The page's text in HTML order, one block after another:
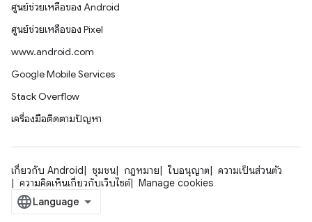
ศูนย์ช่วยเหลือของ Android
ศูนย์ช่วยเหลือของ Pixel
www.android.com
Google Mobile Services
Stack Overflow
เครื่องมือติดตามปัญหา
เกี่ยวกับ Android ชุมชน กฎหมาย ใบอนุญาต
ความเป็นส่วนตัว
ความคิดเห็นเกี่ยวกับเว็บไซต์
Manage cookies